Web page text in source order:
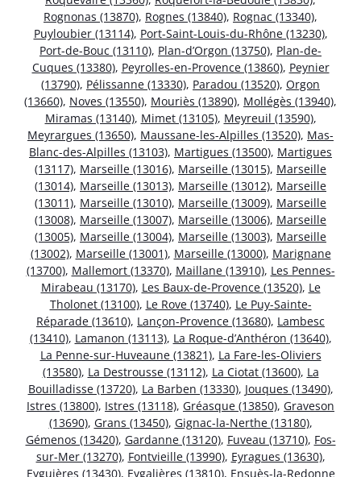
Rognonas (13870), Rognes (13840), Rognac (13340),
Puyloubier (13114), Port-Saint-Louis-du-Rhône (13230),
Port-de-Bouc (13110), Plan-d’Orgon (13750), Plan-de-
Cuques (13380), Peyrolles-en-Provence (13860), Peynier
(13790), Pélissanne (13330), Paradou (13520), Orgon
(13660), Noves (13550), Mouriès (13890), Mollégès (13940),
Miramas (13140), Mimet (13105), Meyreuil (13590),
Meyrargues (13650), Maussane-les-Alpilles (13520), Mas-
Blanc-des-Alpilles (13103), Martigues (13500), Martigues
(13117), Marseille (13016), Marseille (13015), Marseille
(13014), Marseille (13013), Marseille (13012), Marseille
(13011), Marseille (13010), Marseille (13009), Marseille
(13008), Marseille (13007), Marseille (13006), Marseille
(13005), Marseille (13004), Marseille (13003), Marseille
(13002), Marseille (13001), Marseille (13000), Marignane
(13700), Mallemort (13370), Maillane (13910), Les Pennes-
Mirabeau (13170), Les Baux-de-Provence (13520), Le
Tholonet (13100), Le Rove (13740), Le Puy-Sainte-
Réparade (13610), Lançon-Provence (13680), Lambesc
(13410), Lamanon (13113), La Roque-d’Anthéron (13640),
La Penne-sur-Huveaune (13821), La Fare-les-Oliviers
(13580), La Destrousse (13112), La Ciotat (13600), La
Bouilladisse (13720), La Barben (13330), Jouques (13490),
Istres (13800), Istres (13118), Gréasque (13850), Graveson
(13690), Grans (13450), Gignac-la-Nerthe (13180),
Gémenos (13420), Gardanne (13120), Fuveau (13710), Fos-
sur-Mer (13270), Fontvieille (13990), Eyragues (13630),
Eyguières (13430), Eygalières (13810), Ensuès-la-Redonne